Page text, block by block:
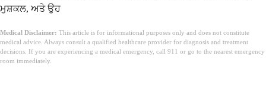
ਮੁਸ਼ਕਲ, ਅਤੇ ਉਹ
Medical Disclaimer: This article is for informational purposes only and does not constitute
medical advice. Always consult a qualified healthcare provider for diagnosis and treatment
decisions. If you are experiencing a medical emergency, call 911 or go to the nearest emergency
room immediately.